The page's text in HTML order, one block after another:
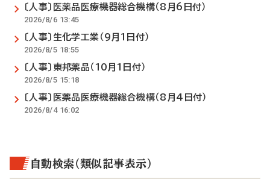
〔人事〕医薬品医療機器総合機構（8月6日付）
2026/8/6 13:45
〔人事〕生化学工業（9月1日付）
2026/8/5 18:55
〔人事〕東邦薬品（10月1日付）
2026/8/5 15:18
〔人事〕医薬品医療機器総合機構（8月4日付）
2026/8/4 16:02
自動検索（類似記事表示）